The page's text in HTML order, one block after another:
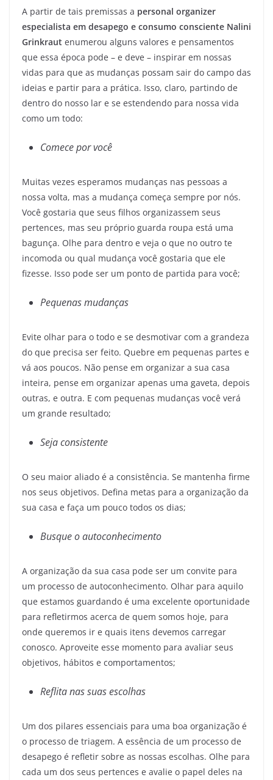
A partir de tais premissas a personal organizer
especialista em desapego e consumo consciente Nalini
Grinkraut enumerou alguns valores e pensamentos
que essa época pode – e deve – inspirar em nossas
vidas para que as mudanças possam sair do campo das
ideias e partir para a prática. Isso, claro, partindo de
dentro do nosso lar e se estendendo para nossa vida
como um todo:
Comece por você
Muitas vezes esperamos mudanças nas pessoas a
nossa volta, mas a mudança começa sempre por nós.
Você gostaria que seus filhos organizassem seus
pertences, mas seu próprio guarda roupa está uma
bagunça. Olhe para dentro e veja o que no outro te
incomoda ou qual mudança você gostaria que ele
fizesse. Isso pode ser um ponto de partida para você;
Pequenas mudanças
Evite olhar para o todo e se desmotivar com a grandeza
do que precisa ser feito. Quebre em pequenas partes e
vá aos poucos. Não pense em organizar a sua casa
inteira, pense em organizar apenas uma gaveta, depois
outras, e outra. E com pequenas mudanças você verá
um grande resultado;
Seja consistente
O seu maior aliado é a consistência. Se mantenha firme
nos seus objetivos. Defina metas para a organização da
sua casa e faça um pouco todos os dias;
Busque o autoconhecimento
A organização da sua casa pode ser um convite para
um processo de autoconhecimento. Olhar para aquilo
que estamos guardando é uma excelente oportunidade
para refletirmos acerca de quem somos hoje, para
onde queremos ir e quais itens devemos carregar
conosco. Aproveite esse momento para avaliar seus
objetivos, hábitos e comportamentos;
Reflita nas suas escolhas
Um dos pilares essenciais para uma boa organização é
o processo de triagem. A essência de um processo de
desapego é refletir sobre as nossas escolhas. Olhe para
cada um dos seus pertences e avalie o papel deles na